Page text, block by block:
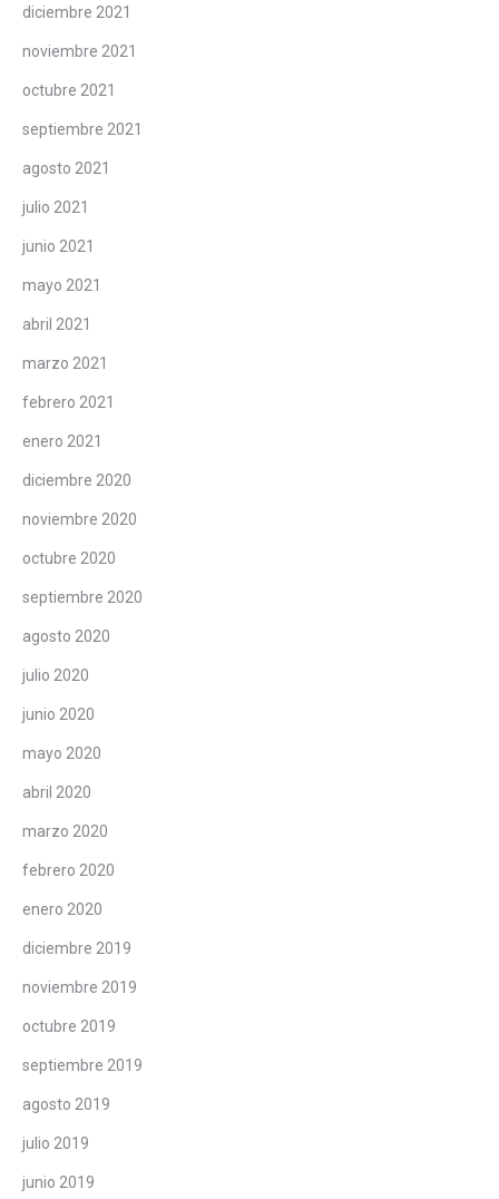
diciembre 2021
noviembre 2021
octubre 2021
septiembre 2021
agosto 2021
julio 2021
junio 2021
mayo 2021
abril 2021
marzo 2021
febrero 2021
enero 2021
diciembre 2020
noviembre 2020
octubre 2020
septiembre 2020
agosto 2020
julio 2020
junio 2020
mayo 2020
abril 2020
marzo 2020
febrero 2020
enero 2020
diciembre 2019
noviembre 2019
octubre 2019
septiembre 2019
agosto 2019
julio 2019
junio 2019